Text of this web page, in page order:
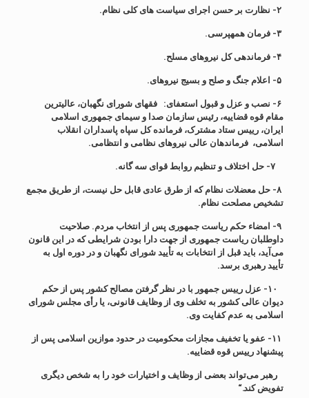
۲- نظارت بر حسن اجرای سیاست های کلی نظام.
۳- فرمان همه‏پرسی.
۴- فرماندهی کل نیروهای مسلح.
۵- اعلام جنگ و صلح و بسیج نیروهای.
۶- نصب و عزل و قبول استعفای‏: فقهای شورای نگهبان، عالیترین
مقام قوه قضاییه، ر ئیس سازمان صدا و سیمای جمهوری اسلامی
ایران، رییس ستاد مشترک، فرمانده کل سپاه پاسداران انقلاب
اسلامی، فرماندهان عالی نیروهای نظامی و انتظامی.
۷- حل اختلاف و تنظیم روابط قوای سه گانه.
۸-
حل معضلات نظام که از طرق عادی قابل حل نیست، از طریق مجمع
تشخیص مصلحت نظام.
۹-
امضاء حکم ریاست جمهوری پس از انتخاب مردم. صلاحیت
داوطلبان ریاست جمهوری از جهت دارا بودن شرایطی که در این قانون
می‌آید، باید قبل از انتخابات به تأیید شورای نگهبان و در دوره اول به
تأیید رهبری برسد.
۱۰-
عزل رییس جمهور با در نظر گرفتن مصالح کشور پس از حکم
دیوان عالی کشور به تخلف وی از وظایف قانونی، یا رأی مجلس شورای
اسلامی به عدم کفایت وی.
۱۱-
عفو یا تخفیف مجازات محکومیت در حدود موازین اسلامی پس از
پیشنهاد رییس قوه قضاییه.
رهبر می‌تواند بعضی از وظایف و اختیارات خود را به شخص دیگری
تفویض کند.
“